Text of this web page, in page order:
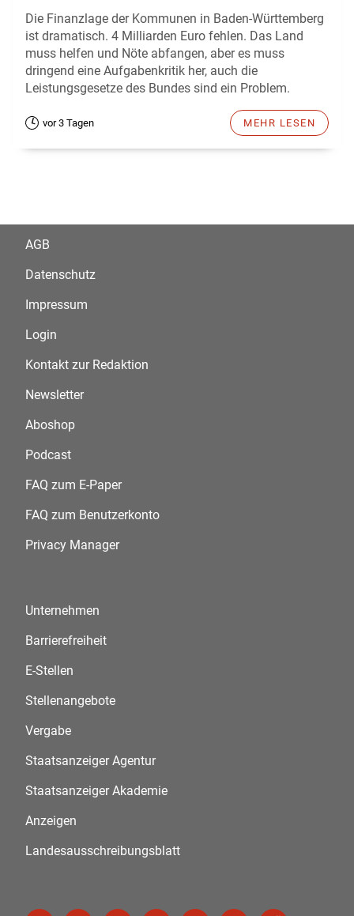
Die Finanzlage der Kommunen in Baden-Württemberg
ist dramatisch. 4 Milliarden Euro fehlen. Das Land
muss helfen und Nöte abfangen, aber es muss
dringend eine Aufgabenkritik her, auch die
Leistungsgesetze des Bundes sind ein Problem.
vor 3 Tagen MEHR LESEN
AGB
Datenschutz
Impressum
Login
Kontakt zur Redaktion
Newsletter
Aboshop
Podcast
FAQ zum E-Paper
FAQ zum Benutzerkonto
Privacy Manager
Unternehmen
Barrierefreiheit
E-Stellen
Stellenangebote
Vergabe
Staatsanzeiger Agentur
Staatsanzeiger Akademie
Anzeigen
Landesausschreibungsblatt